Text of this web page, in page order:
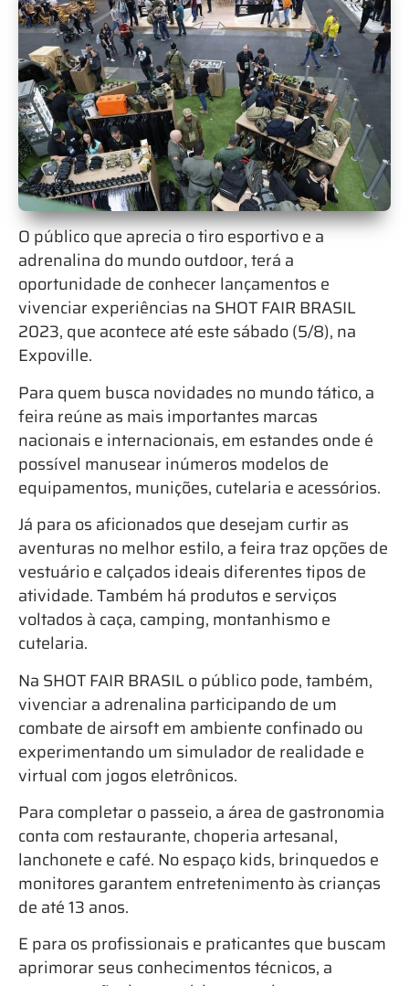
O público que aprecia o tiro esportivo e a
adrenalina do mundo outdoor, terá a
oportunidade de conhecer lançamentos e
vivenciar experiências na SHOT FAIR BRASIL
2023, que acontece até este sábado (5/8), na
Expoville.
Para quem busca novidades no mundo tático, a
feira reúne as mais importantes marcas
nacionais e internacionais, em estandes onde é
possível manusear inúmeros modelos de
equipamentos, munições, cutelaria e acessórios.
Já para os aficionados que desejam curtir as
aventuras no melhor estilo, a feira traz opções de
vestuário e calçados ideais diferentes tipos de
atividade. Também há produtos e serviços
voltados à caça, camping, montanhismo e
cutelaria.
Na SHOT FAIR BRASIL o público pode, também,
vivenciar a adrenalina participando de um
combate de airsoft em ambiente confinado ou
experimentando um simulador de realidade e
virtual com jogos eletrônicos.
Para completar o passeio, a área de gastronomia
conta com restaurante, choperia artesanal,
lanchonete e café. No espaço kids, brinquedos e
monitores garantem entretenimento às crianças
de até 13 anos.
E para os profissionais e praticantes que buscam
aprimorar seus conhecimentos técnicos, a